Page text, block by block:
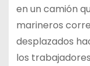
en un camión
marineros
desplazados
los